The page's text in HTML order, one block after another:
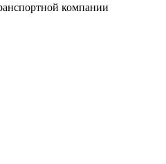
компании